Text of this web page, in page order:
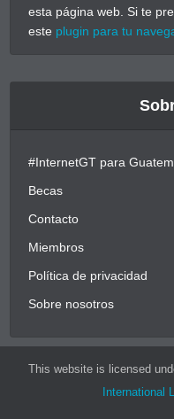
esta página web. Si te
este plugin para tu
#InternetGT para
Becas
Contacto
Miembros
Política de privacidad
Sobre nosotros
This website is licensed
International